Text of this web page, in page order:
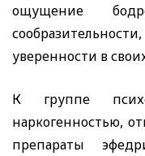
ощущение
уверенности в
К группе
наркогенностью,
препараты